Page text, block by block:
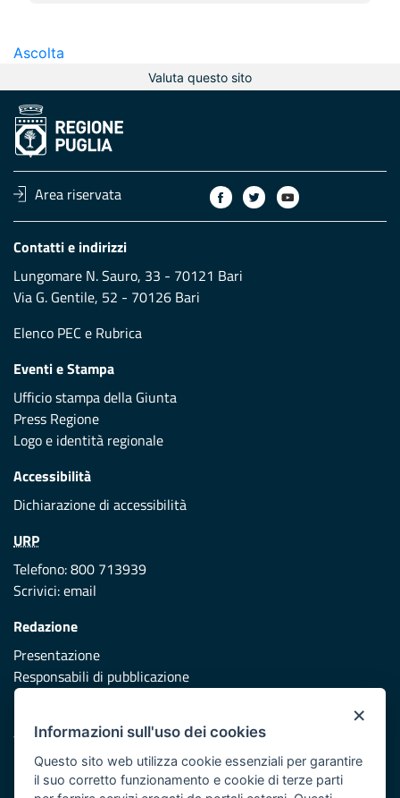
Ascolta
Valuta questo sito
Area riservata
Contatti e indirizzi
Lungomare N. Sauro, 33 - 70121 Bari
Via G. Gentile, 52 - 70126 Bari
Elenco PEC e Rubrica
Eventi e Stampa
Ufficio stampa della Giunta
Press Regione
Logo e identità regionale
Accessibilità
Dichiarazione di accessibilità
URP
Telefono: 800 713939
Scrivici:email
Redazione
Presentazione
Responsabili di pubblicazione
Vai al sito di Protezione Civile Puglia
Iniziativa finanziata con risorse del POR Puglia 2014/2020 -
×
Informazioni sull'uso dei cookies
Questo sito web utilizza cookie essenziali per garantire
il suo corretto funzionamento e cookie di terze parti